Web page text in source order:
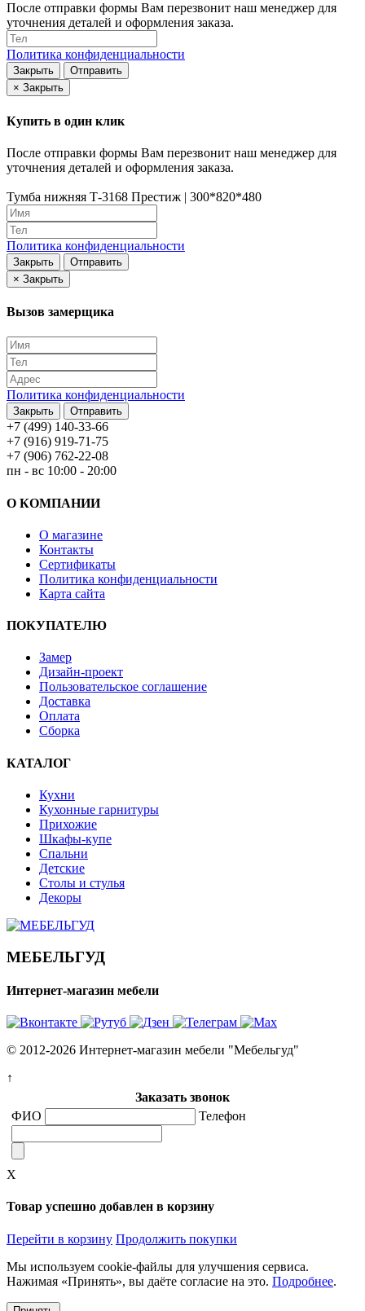
После отправки формы Вам перезвонит наш менеджер для
уточнения деталей и оформления заказа.
Политика конфиденциальности
Закрыть
Отправить
× Закрыть
Купить в один клик
После отправки формы Вам перезвонит наш менеджер для
уточнения деталей и оформления заказа.
Тумба нижняя Т-3168 Престиж | 300*820*480
Политика конфиденциальности
Закрыть
Отправить
× Закрыть
Вызов замерщика
Политика конфиденциальности
Закрыть Отправить
+7 (499) 140-33-66
+7 (916) 919-71-75
+7 (906) 762-22-08
пн - вс 10:00 - 20:00
О КОМПАНИИ
О магазине
Контакты
Сертификаты
Политика конфиденциальности
Карта сайта
ПОКУПАТЕЛЮ
Замер
Дизайн-проект
Пользовательское соглашение
Доставка
Оплата
Сборка
КАТАЛОГ
Кухни
Кухонные гарнитуры
Прихожие
Шкафы-купе
Спальни
Детские
Столы и стулья
Декоры
МЕБЕЛЬГУД
Интернет-магазин мебели
© 2012-2026 Интернет-магазин мебели "Мебельгуд"
↑
Заказать звонок
ФИО
Телефон
X
Товар успешно добавлен в корзину
Перейти в корзину Продолжить покупки
Мы используем cookie-файлы для улучшения сервиса.
Нажимая «Принять», вы даёте согласие на это. Подробнее.